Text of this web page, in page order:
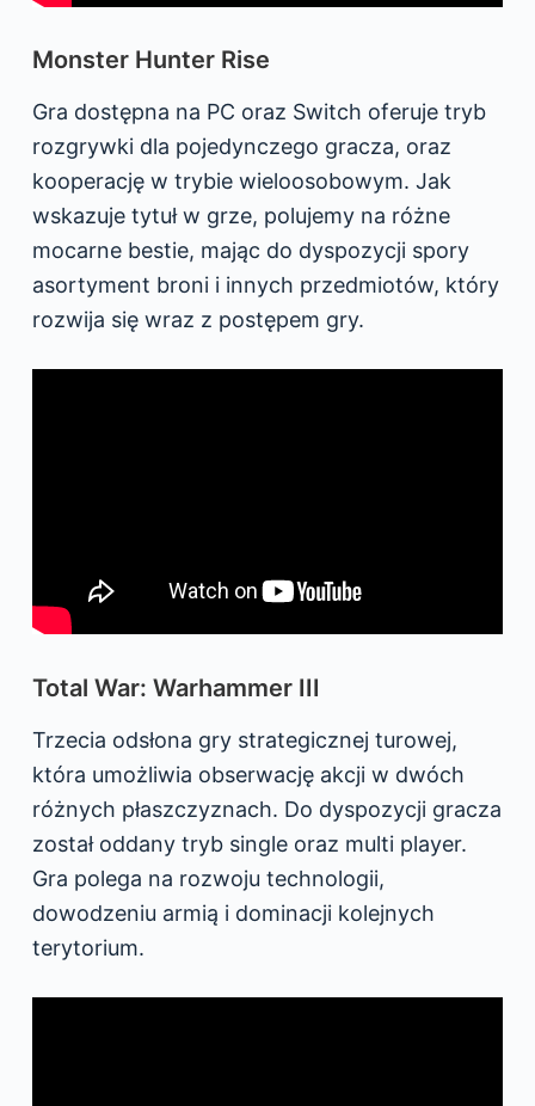
Monster Hunter Rise
Gra dostępna na PC oraz Switch oferuje tryb
rozgrywki dla pojedynczego gracza, oraz
kooperację w trybie wieloosobowym. Jak
wskazuje tytuł w grze, polujemy na różne
mocarne bestie, mając do dyspozycji spory
asortyment broni i innych przedmiotów, który
rozwija się wraz z postępem gry.
Total War: Warhammer III
Trzecia odsłona gry strategicznej turowej,
która umożliwia obserwację akcji w dwóch
różnych płaszczyznach. Do dyspozycji gracza
został oddany tryb single oraz multi player.
Gra polega na rozwoju technologii,
dowodzeniu armią i dominacji kolejnych
terytorium.